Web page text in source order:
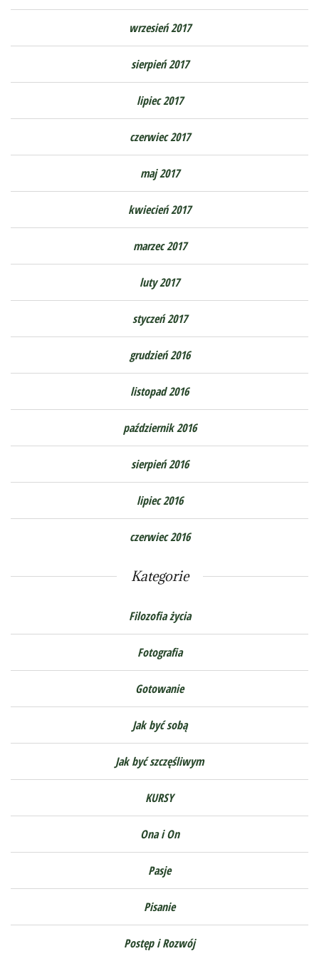
wrzesień 2017
sierpień 2017
lipiec 2017
czerwiec 2017
maj 2017
kwiecień 2017
marzec 2017
luty 2017
styczeń 2017
grudzień 2016
listopad 2016
październik 2016
sierpień 2016
lipiec 2016
czerwiec 2016
Kategorie
Filozofia życia
Fotografia
Gotowanie
Jak być sobą
Jak być szczęśliwym
KURSY
Ona i On
Pasje
Pisanie
Postęp i Rozwój